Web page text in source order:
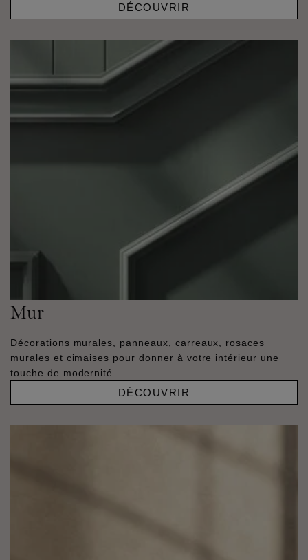
DÉCOUVRIR
Mur
Décorations murales, panneaux, carreaux, rosaces
murales et cimaises pour donner à votre intérieur une
touche de modernité.
DÉCOUVRIR